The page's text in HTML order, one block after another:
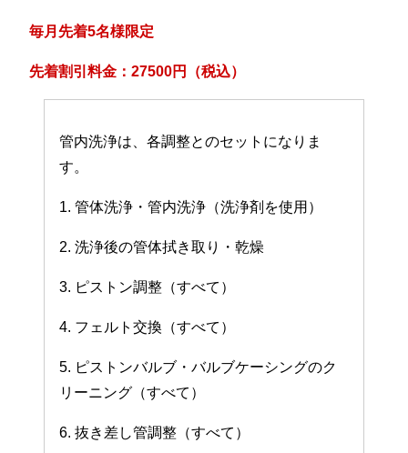
毎月先着5名様限定
先着割引料金：27500円（税込）
管内洗浄は、各調整とのセットになりま
す。
1. 管体洗浄・管内洗浄（洗浄剤を使用）
2. 洗浄後の管体拭き取り・乾燥
3. ピストン調整（すべて）
4. フェルト交換（すべて）
5. ピストンバルブ・バルブケーシングのク
リーニング（すべて）
6. 抜き差し管調整（すべて）